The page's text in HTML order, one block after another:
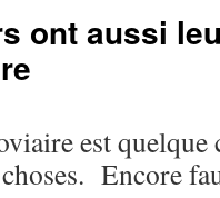
ont aussi
est
Encore